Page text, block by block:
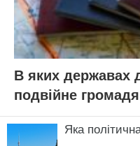
В яких державах
подвійне
Яка